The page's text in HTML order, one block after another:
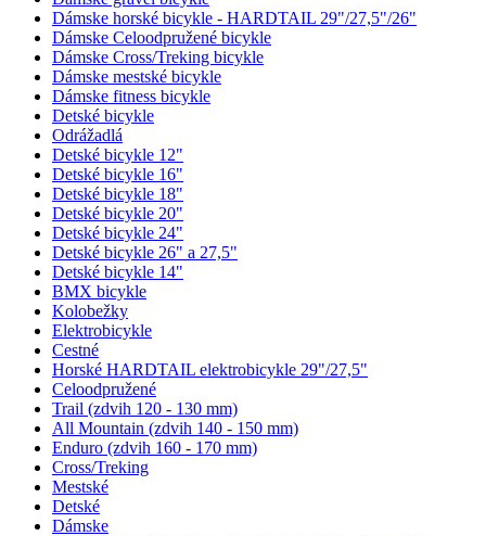
Dámske horské bicykle - HARDTAIL 29"/27,5"/26"
Dámske Celoodpružené bicykle
Dámske Cross/Treking bicykle
Dámske mestské bicykle
Dámske fitness bicykle
Detské bicykle
Odrážadlá
Detské bicykle 12"
Detské bicykle 16"
Detské bicykle 18"
Detské bicykle 20"
Detské bicykle 24"
Detské bicykle 26" a 27,5"
Detské bicykle 14"
BMX bicykle
Kolobežky
Elektrobicykle
Cestné
Horské HARDTAIL elektrobicykle 29"/27,5"
Celoodpružené
Trail (zdvih 120 - 130 mm)
All Mountain (zdvih 140 - 150 mm)
Enduro (zdvih 160 - 170 mm)
Cross/Treking
Mestské
Detské
Dámske